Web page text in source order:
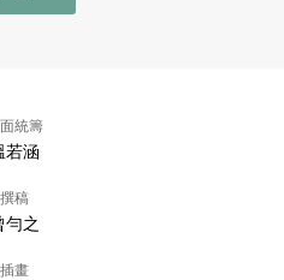
統籌
若涵
撰稿
勻之
插畫